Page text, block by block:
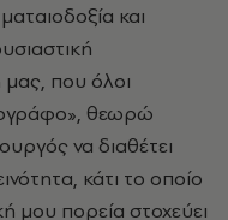
και
μας, που όλοι
θεωρώ
να διαθέτει
κάτι το οποίο
μου πορεία στοχεύει